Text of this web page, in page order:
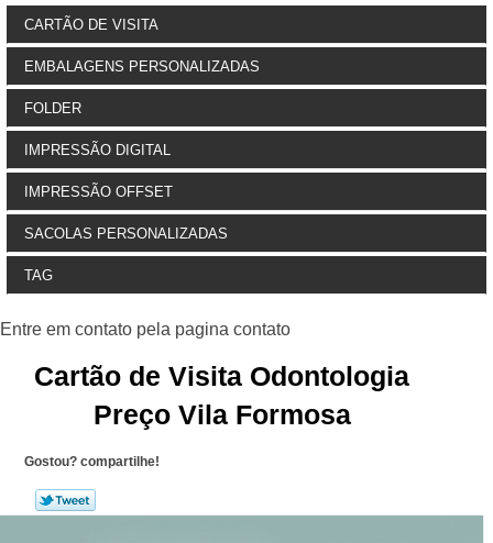
CARTÃO DE VISITA
EMBALAGENS PERSONALIZADAS
FOLDER
IMPRESSÃO DIGITAL
IMPRESSÃO OFFSET
SACOLAS PERSONALIZADAS
TAG
Cartão de Visita Odontologia
Preço Vila Formosa
Gostou? compartilhe!